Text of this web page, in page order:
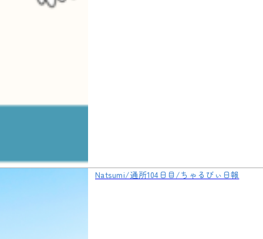
Natsumi/通所104日目/ちゃるびぃ日報